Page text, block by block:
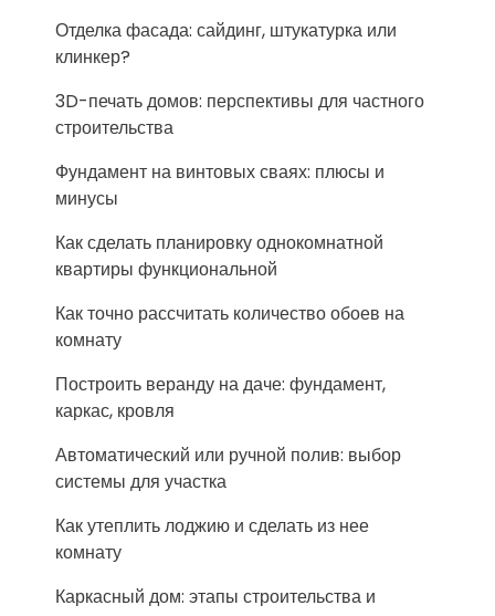
Отделка фасада: сайдинг, штукатурка или
клинкер?
3D-печать домов: перспективы для частного
строительства
Фундамент на винтовых сваях: плюсы и
минусы
Как сделать планировку однокомнатной
квартиры функциональной
Как точно рассчитать количество обоев на
комнату
Построить веранду на даче: фундамент,
каркас, кровля
Автоматический или ручной полив: выбор
системы для участка
Как утеплить лоджию и сделать из нее
комнату
Каркасный дом: этапы строительства и